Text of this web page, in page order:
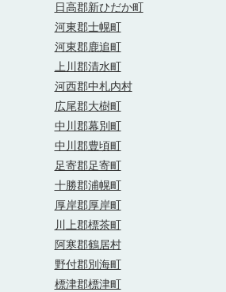
日高郡新ひだか町
河東郡士幌町
河東郡鹿追町
上川郡清水町
河西郡中札内村
広尾郡大樹町
中川郡幕別町
中川郡豊頃町
足寄郡足寄町
十勝郡浦幌町
厚岸郡厚岸町
川上郡標茶町
阿寒郡鶴居村
野付郡別海町
標津郡標津町